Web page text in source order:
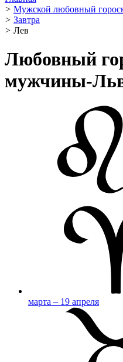
> Мужской любовный
> Завтра
> Лев ️
Любовный
мужчины-
марта – 19 апреля